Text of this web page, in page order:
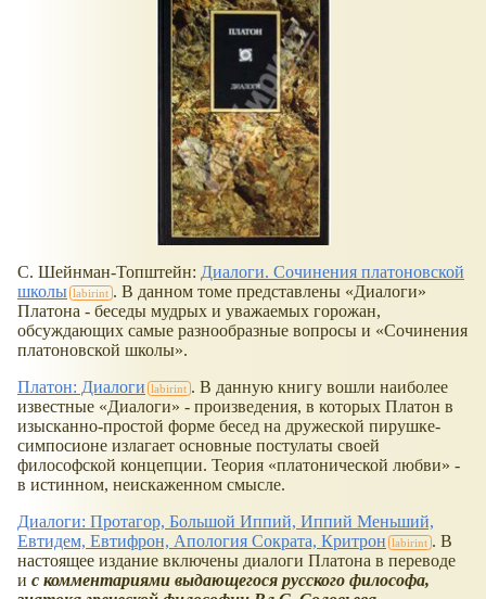
С. Шейнман-Топштейн: Диалоги. Сочинения платоновской
школы
. В данном томе представлены
Диалоги
Платона - беседы мудрых и уважаемых горожан,
обсуждающих самые разнообразные вопросы и
Сочинения
платоновской школы .
Платон: Диалоги
. В данную книгу вошли наиболее
известные
Диалоги
- произведения, в которых Платон в
изысканно-простой форме бесед на дружеской пирушке-
симпосионе излагает основные постулаты своей
философской концепции. Теория
платонической любви
-
в истинном, неискаженном смысле.
Диалоги: Протагор, Большой Иппий, Иппий Меньший,
Евтидем, Евтифрон, Апология Сократа, Критрон
. В
настоящее издание включены диалоги Платона в переводе
и с комментариями выдающегося русского философа,